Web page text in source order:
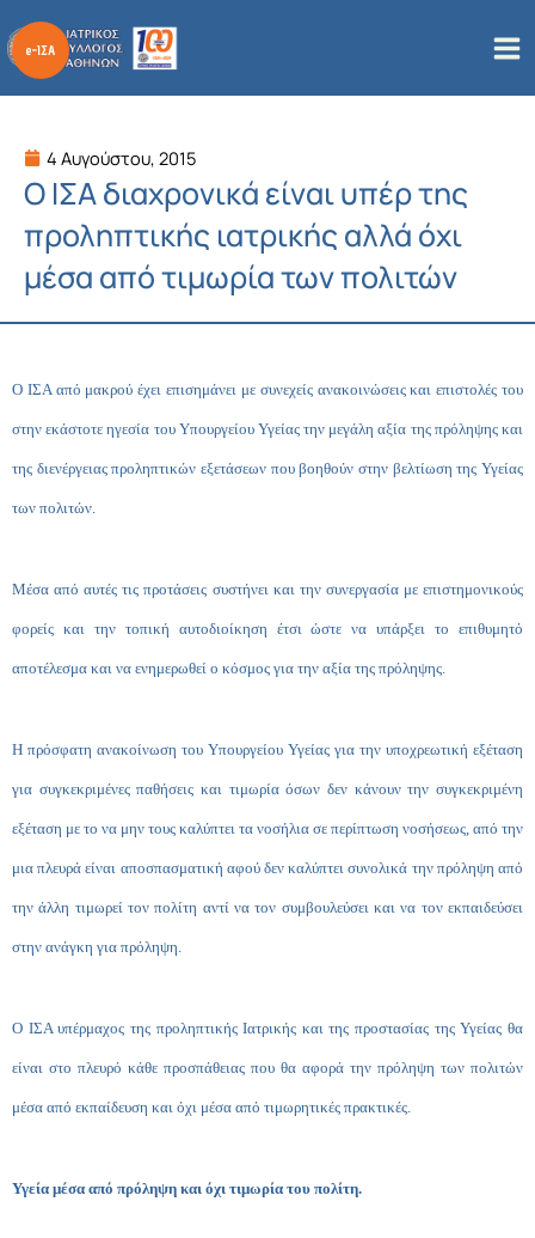
στο
περιεχόμενο
4 Αυγούστου, 2015
Ο ΙΣΑ διαχρονικά είναι υπέρ της
προληπτικής ιατρικής αλλά όχι
μέσα από τιμωρία των πολιτών
Ο ΙΣΑ από μακρού έχει επισημάνει με συνεχείς ανακοινώσεις και επιστολές του
στην εκάστοτε ηγεσία του Υπουργείου Υγείας την μεγάλη αξία της πρόληψης και
της διενέργειας προληπτικών εξετάσεων που βοηθούν στην βελτίωση της Υγείας
των πολιτών.
Μέσα από αυτές τις προτάσεις συστήνει και την συνεργασία με επιστημονικούς
φορείς και την τοπική αυτοδιοίκηση έτσι ώστε να υπάρξει το επιθυμητό
αποτέλεσμα και να ενημερωθεί ο κόσμος για την αξία της πρόληψης.
Η πρόσφατη ανακοίνωση του Υπουργείου Υγείας για την υποχρεωτική εξέταση
για συγκεκριμένες παθήσεις και τιμωρία όσων δεν κάνουν την συγκεκριμένη
εξέταση με το να μην τους καλύπτει τα νοσήλια σε περίπτωση νοσήσεως, από την
μια πλευρά είναι αποσπασματική αφού δεν καλύπτει συνολικά την πρόληψη από
την άλλη τιμωρεί τον πολίτη αντί να τον συμβουλεύσει και να τον εκπαιδεύσει
στην ανάγκη για πρόληψη.
Ο ΙΣΑ υπέρμαχος της προληπτικής Ιατρικής και της προστασίας της Υγείας θα
είναι στο πλευρό κάθε προσπάθειας που θα αφορά την πρόληψη των πολιτών
μέσα από εκπαίδευση και όχι μέσα από τιμωρητικές πρακτικές.
Υγεία μέσα από πρόληψη και όχι τιμωρία του πολίτη.